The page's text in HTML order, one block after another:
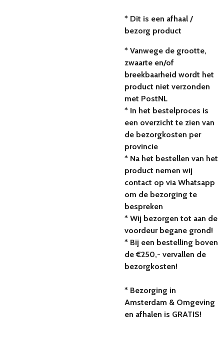
* Dit is een afhaal /
bezorg product
* Vanwege de grootte,
zwaarte en/of
breekbaarheid wordt het
product niet verzonden
met PostNL
* In het bestelproces is
een overzicht te zien van
de bezorgkosten per
provincie
* Na het bestellen van het
product nemen wij
contact op via Whatsapp
om de bezorging te
bespreken
* Wij bezorgen tot aan de
voordeur begane grond!
* Bij een bestelling boven
de €250,- vervallen de
bezorgkosten!
* Bezorging in
Amsterdam & Omgeving
en afhalen is GRATIS!